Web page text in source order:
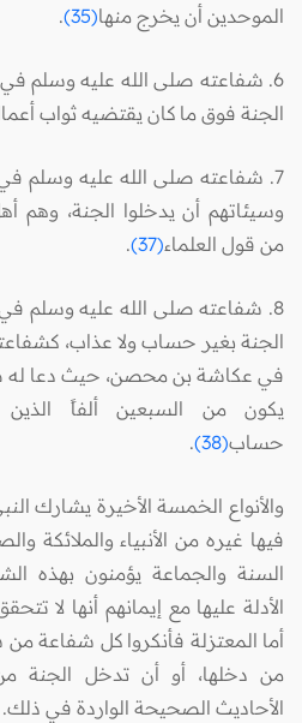
الموحدين أن يخرج منها(35)
.
6. شفاعته صلى الله عليه وسلم
الجنة فوق ما كان يقتضيه ثواب
7. شفاعته صلى الله عليه وسلم
وسيئاتهم أن يدخلوا الجنة، وهم
من قول العلماء(37)
.
8. شفاعته صلى الله عليه وسلم
الجنة بغير حساب ولا عذاب،
في عكاشة بن محصن، حيث دعا له
يكون من السبعين ألفاً الذين
حساب(38)
.
والأنواع الخمسة الأخيرة يشارك
فيها غيره من الأنبياء والملائكة
السنة والجماعة يؤمنون بهذه
الأدلة عليها مع إيمانهم أنها لا
أما المعتزلة فأنكروا كل شفاعة من
من دخلها، أو أن تدخل الجنة
الأحاديث الصحيحة الواردة في ذلك.